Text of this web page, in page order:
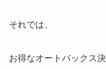
それでは、
お得なオートバックス